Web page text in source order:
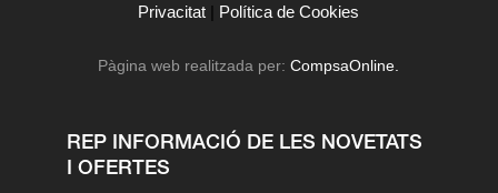
Privacitat | Política de Cookies
Pàgina web realitzada per:CompsaOnline.
REP INFORMACIÓ DE LES NOVETATS
I OFERTES